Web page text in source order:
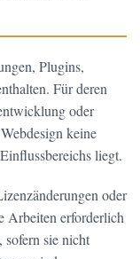
Plugins,
Für deren
oder
keine
liegt.
oder
Arbeiten erforderlich
sofern sie nicht